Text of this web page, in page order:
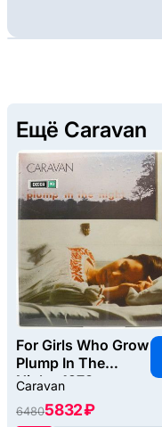
Ещё Caravan
For Girls Who Grow
Plump In The
Night, 1973
Caravan
64805832 ₽